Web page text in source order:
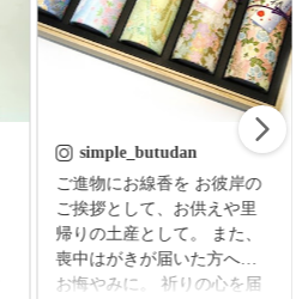
simple_butudan
ご進物にお線香を お彼岸の
ご挨拶として、お供えや里
帰りの土産として。 また、
喪中はがきが届いた方への
お悔やみに。 祈りの心を届